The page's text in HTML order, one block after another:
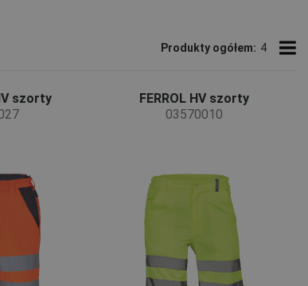
Produkty ogółem: 4
szorty
FERROL HV szorty
03570010